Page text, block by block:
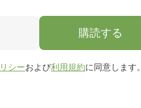
購読する
シーおよび利用規約に同意します。